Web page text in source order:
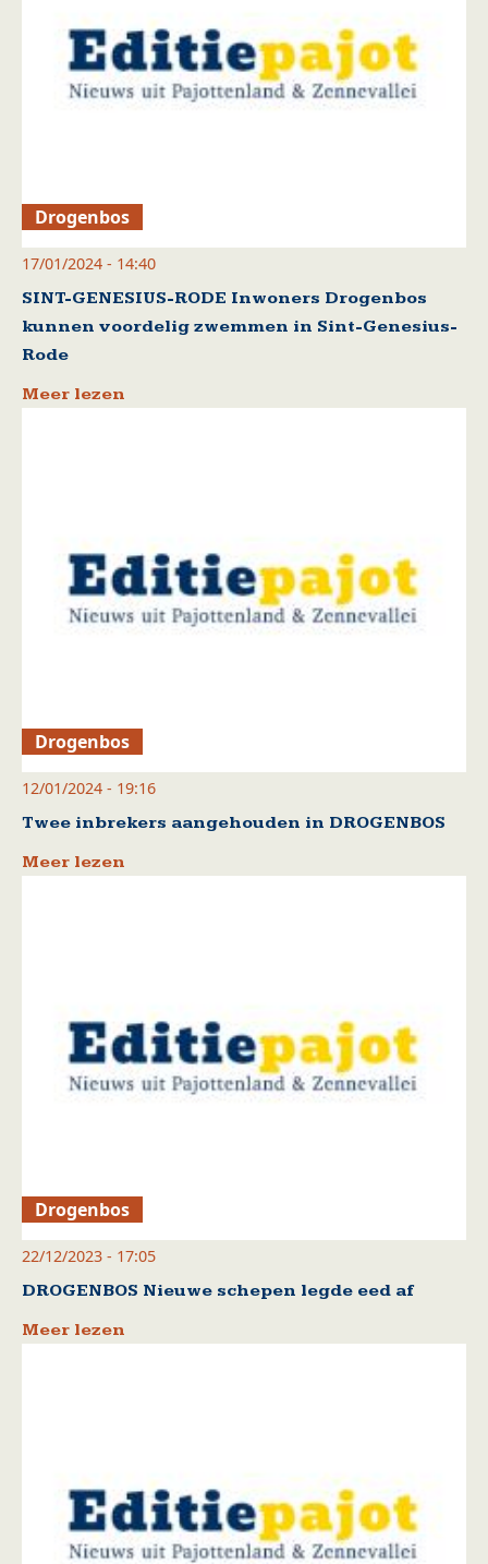
Drogenbos
17/01/2024 - 14:40
SINT-GENESIUS-RODE Inwoners Drogenbos
kunnen voordelig zwemmen in Sint-Genesius-
Rode
Meer lezen
Drogenbos
12/01/2024 - 19:16
Twee inbrekers aangehouden in DROGENBOS
Meer lezen
Drogenbos
22/12/2023 - 17:05
DROGENBOS Nieuwe schepen legde eed af
Meer lezen